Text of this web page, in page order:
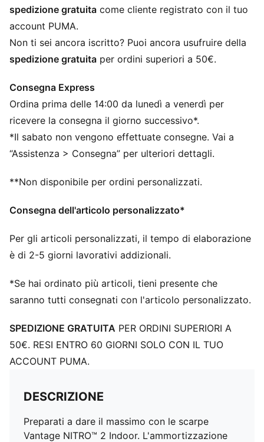
La tomaia delle scarpe è realizzata con almeno il 20%
di materiali riciclati
Progettato per: Sport indoor
Larghezza: Regolare
Zone in mesh ingegnerizzate per la ventilazione
Superficie: Indoor
Sistema di attacchi incorporato per un bloccaggio
adattivo e una vestibilità personalizzata
La soletta OrthoLite® X35 Hybrid offre un elevato
ritorno elastico e un'ammortizzazione ottimale per gli
sport ad alto impatto
Suola in gomma PUMAGRIP performante progettata
per trazione a tutta la superficie
spedizione gratuita come cliente registrato con il tuo
account PUMA.
Non ti sei ancora iscritto? Puoi ancora usufruire della
spedizione gratuita per ordini superiori a 50€.
Consegna Express
Ordina prima delle 14:00 da lunedì a venerdì per
ricevere la consegna il giorno successivo*.
*Il sabato non vengono effettuate consegne. Vai a
“Assistenza > Consegna” per ulteriori dettagli.
**Non disponibile per ordini personalizzati.
Consegna dell'articolo personalizzato*
Per gli articoli personalizzati, il tempo di elaborazione
è di 2-5 giorni lavorativi addizionali.
*Se hai ordinato più articoli, tieni presente che
saranno tutti consegnati con l'articolo personalizzato.
SPEDIZIONE GRATUITA PER ORDINI SUPERIORI A
50€. RESI ENTRO 60 GIORNI SOLO CON IL TUO
ACCOUNT PUMA.
DESCRIZIONE
Preparati a dare il massimo con le scarpe
Vantage NITRO™ 2 Indoor. L'ammortizzazione